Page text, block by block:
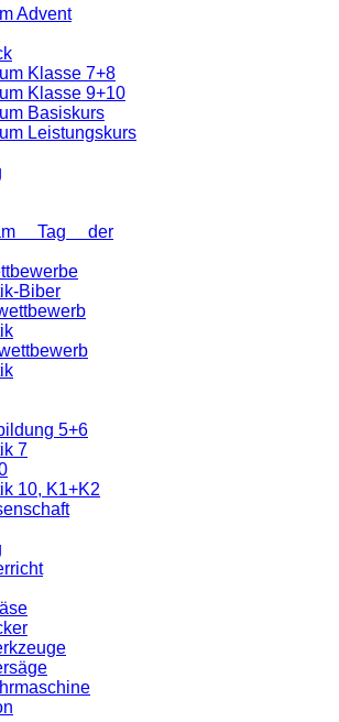
Advent
Klasse 7+8
Klasse 9+10
Basiskurs
Leistungskurs
Tag der
Biber
5+6
7
10, K1+K2